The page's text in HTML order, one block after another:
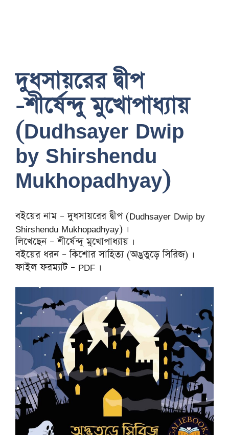
দুধসায়রের দ্বীপ
-শীর্ষেন্দু মুখোপাধ্যায়
(Dudhsayer Dwip
by Shirshendu
Mukhopadhyay)
বইয়ের নাম – দুধসায়রের দ্বীপ (Dudhsayer Dwip by
Shirshendu Mukhopadhyay) ।
লিখেছেন – শীর্ষেন্দু মুখোপাধ্যায় ।
বইয়ের ধরন – কিশোর সাহিত্য (অদ্ভুতুড়ে সিরিজ) ।
ফাইল ফরম্যাট – PDF ।